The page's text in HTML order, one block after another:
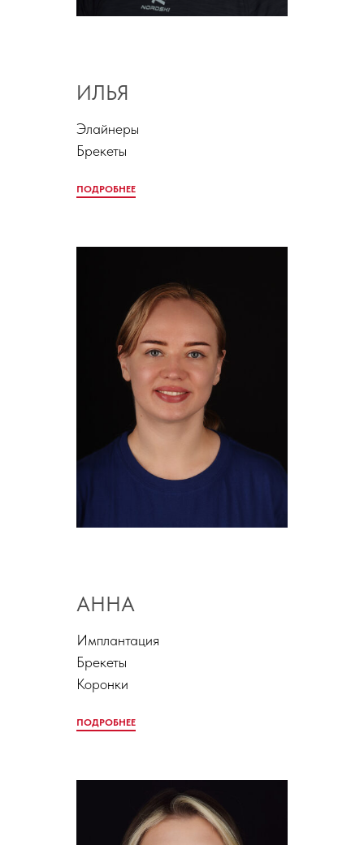
ИЛЬЯ
Элайнеры
Брекеты
ПОДРОБНЕЕ
АННА
Имплантация
Брекеты
Коронки
ПОДРОБНЕЕ